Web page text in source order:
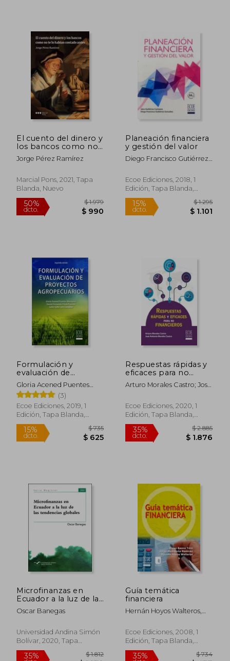
40%
dcto.
35%
dcto.
El cuento del dinero y
los bancos como no
te lo habían contado
antes
Jorge Pérez Ramírez
Marcial Pons, 2021, Tapa
Blanda, Nuevo
50%
dcto.
Planeación financiera
y gestión del valor
Diego Francisco Gutiérrez
Carmona
Ecoe Ediciones, 2018, 1
Edición, Tapa Blanda,
Nuevo
15%
dcto.
Formulación y
evaluación de
proyectos
agropecuarios.
Estructura del
proyecto
agropecuario, con
lógico - 2da edición
Gloria Acened Puentes
Montañez, Daniel
Fernando Prieto Puentes;
Leidy Sofía Caro González
(3)
Ecoe Ediciones, 2019, 1
Edición, Tapa Blanda,
Nuevo
15%
Respuestas rápidas y
eficaces para no
financieros. Un
modelo con 14
disciplinas para un
equipo motivado
Arturo Morales Castro; José
Ecoe Ediciones, 2020, 1
Edición, Tapa Blanda,
Nuevo
35%
Microfinanzas en
Ecuador a la luz de las
tendencias globales
Oscar Banegas
Universidad Andina Simón
Bolívar, 2020, Tapa
Blanda, Nuevo
Guía temática
financiera
Hernán Hoyos Walteros,
Osorio, Diego Baena Toro
Ecoe Ediciones, 2008, 1
Edición, Tapa Blanda,
Nuevo